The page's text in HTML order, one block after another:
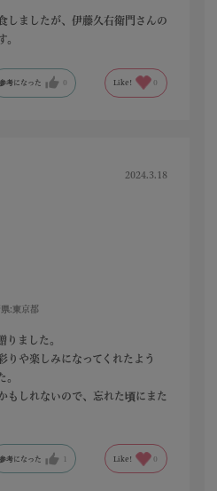
しましたが、伊藤久右衛門さんの
。
参考になった Like!
2024.3.18
: 東京都
りました。
りや楽しみになってくれたよう
。
もしれないので、忘れた頃にまた
参考になった Like!